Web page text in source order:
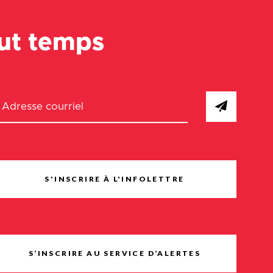
temps
S'INSCRIRE À L'INFOLETTRE
S’INSCRIRE AU SERVICE D’ALERTES